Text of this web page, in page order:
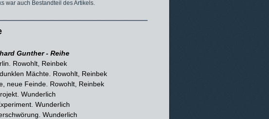
war auch Bestandteil des Artikels.
Gunther - Reihe
Rowohlt, Reinbek
Mächte. Rowohlt, Reinbek
neue Feinde. Rowohlt, Reinbek
Wunderlich
Wunderlich
Wunderlich